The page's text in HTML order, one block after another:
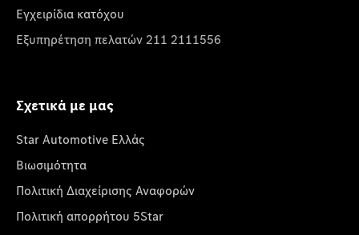
Εγχειρίδια κατόχου
Εξυπηρέτηση πελατών 211 2111556
Σχετικά με μας
Star Automotive Ελλάς
Βιωσιμότητα
Πολιτική Διαχείρισης Αναφορών
Πολιτική απορρήτου 5Star